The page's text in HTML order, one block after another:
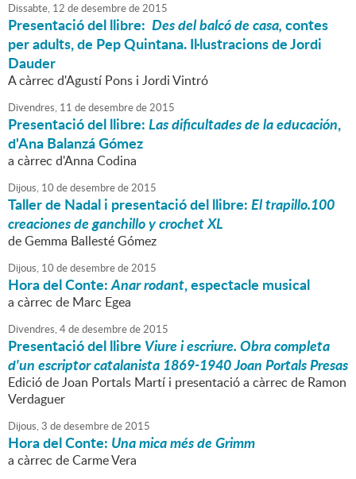
Dissabte, 12 dedesembrede2015
Presentació del llibre: Des del balcó de casa,contes
per adults, de Pep Quintana. Il·lustracions de Jordi
Dauder
A càrrec d'Agustí Pons i Jordi Vintró
Divendres, 11 dedesembrede2015
Presentació del llibre:Las dificultades de la educación,
d'Ana Balanzá Gómez
a càrrec d'Anna Codina
Dijous, 10 dedesembrede2015
Taller de Nadal i presentació del llibre:El trapillo.100
creaciones de ganchillo y crochet XL
de Gemma Ballesté Gómez
Dijous, 10 dedesembrede2015
Hora del Conte:Anar rodant, espectacle musical
a càrrec de Marc Egea
Divendres,4dedesembrede2015
Presentació del llibre Viure i escriure. Obra completa
d'un escriptor catalanista 1869-1940Joan Portals Presas
Edició de Joan Portals Martí i presentació a càrrec de Ramon
Verdaguer
Dijous,3 dedesembrede2015
Hora del Conte: Una mica més de Grimm
a càrrec de Carme Vera